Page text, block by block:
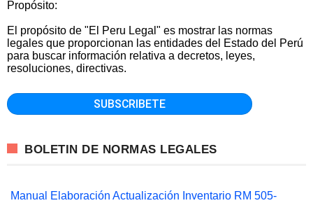
Propósito:
El propósito de "El Peru Legal" es mostrar las normas
legales que proporcionan las entidades del Estado del Perú
para buscar información relativa a decretos, leyes,
resoluciones, directivas.
BOLETIN DE NORMAS LEGALES
Manual Elaboración Actualización Inventario RM 505-